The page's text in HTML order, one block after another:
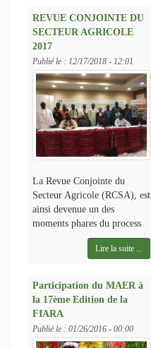
REVUE CONJOINTE DU
SECTEUR AGRICOLE
2017
Publié le : 12/17/2018 - 12:01
La Revue Conjointe du
Secteur Agricole (RCSA), est
ainsi devenue un des
moments phares du process
Lire la suite ...
Participation du MAER à
la 17ème Edition de la
FIARA
Publié le : 01/26/2016 - 00:00